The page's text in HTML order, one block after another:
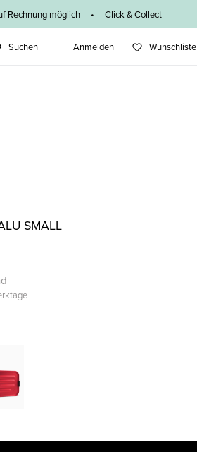
Rechnung möglich • Click & Collect
Suchen Anmelden Wunschliste
SMALL